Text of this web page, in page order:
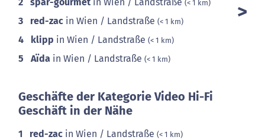
(< 1 km)
3 red-zac in Wien / Landstraße (< 1 km)
4 klipp in Wien / Landstraße (< 1 km)
5 Aïda in Wien / Landstraße (< 1 km)
Geschäfte der Kategorie Video Hi-Fi
Geschäft in der Nähe
1 red-zac in Wien / Landstraße (< 1 km)